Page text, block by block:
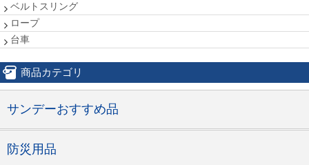
ベルトスリング
ロープ
台車
商品カテゴリ
サンデーおすすめ品
防災用品